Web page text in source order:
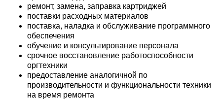
ремонт, замена, заправка картриджей
поставки расходных материалов
поставка, наладка и обслуживание программного
обеспечения
обучение и консультирование персонала
срочное восстановление работоспособности
оргтехники
предоставление аналогичной по
производительности и функциональности техники
на время ремонта